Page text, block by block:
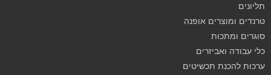
תליונים
טרנדים ומוצרים אופנה
סוגרים ומתכות
כלי עבודה ואביזרים
ערכות להכנת תכשיטים